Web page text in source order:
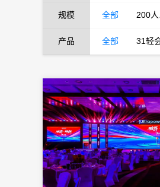
规模 全部 200
产品 全部 31轻